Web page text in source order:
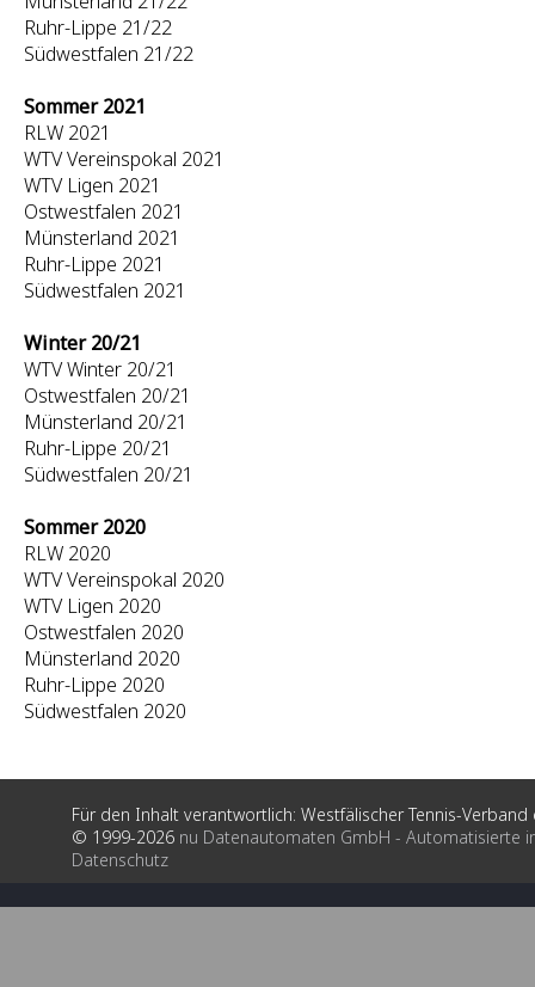
Ruhr-Lippe 21/22
Südwestfalen 21/22
Sommer 2021
RLW 2021
WTV Vereinspokal 2021
WTV Ligen 2021
Ostwestfalen 2021
Münsterland 2021
Ruhr-Lippe 2021
Südwestfalen 2021
Winter 20/21
WTV Winter 20/21
Ostwestfalen 20/21
Münsterland 20/21
Ruhr-Lippe 20/21
Südwestfalen 20/21
Sommer 2020
RLW 2020
WTV Vereinspokal 2020
WTV Ligen 2020
Ostwestfalen 2020
Münsterland 2020
Ruhr-Lippe 2020
Südwestfalen 2020
Für den Inhalt verantwortlich: Westfälischer Tennis-Verband
© 1999-2026 nu Datenautomaten GmbH - Automatisierte
Datenschutz